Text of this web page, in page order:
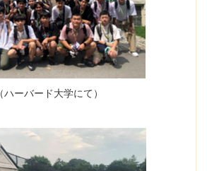
（ハーバード大学にて）